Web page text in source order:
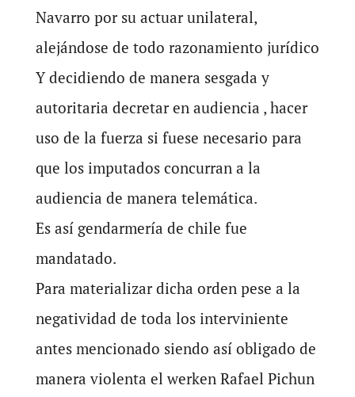
Navarro por su actuar unilateral,
alejándose de todo razonamiento jurídico
Y decidiendo de manera sesgada y
autoritaria decretar en audiencia , hacer
uso de la fuerza si fuese necesario para
que los imputados concurran a la
audiencia de manera telemática.
Es así gendarmería de chile fue
mandatado.
Para materializar dicha orden pese a la
negatividad de toda los interviniente
antes mencionado siendo así obligado de
manera violenta el werken Rafael Pichun